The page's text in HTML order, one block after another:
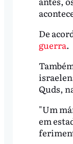
De
guerra.
Quds,
"Um
em